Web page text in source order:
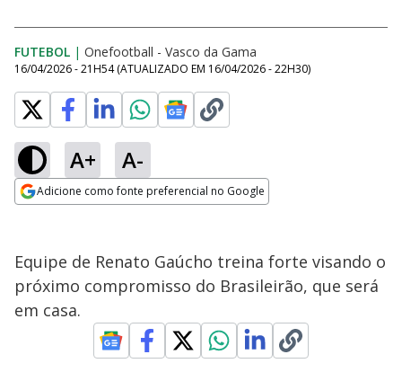
FUTEBOL | Onefootball - Vasco da Gama
16/04/2026 - 21H54 (ATUALIZADO EM 16/04/2026 - 22H30)
A+ A-
Adicione como fonte preferencial no Google
Equipe de Renato Gaúcho treina forte visando o
próximo compromisso do Brasileirão, que será
em casa.